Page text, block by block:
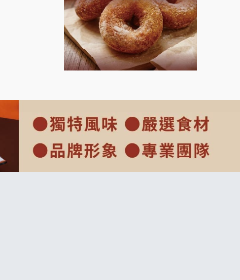
拾鑶火鍋加盟說明會
藍象廷泰式火鍋加盟說明會
日十。早午食加盟說明會
上宇林加盟說明會
手作功夫茶加盟說明會
SHARE TEA歇腳亭加盟說明會